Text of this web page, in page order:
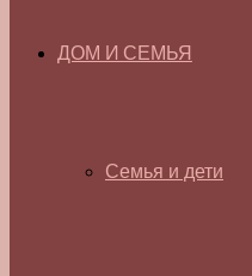
ДОМ И СЕМЬЯ
Семья и дети